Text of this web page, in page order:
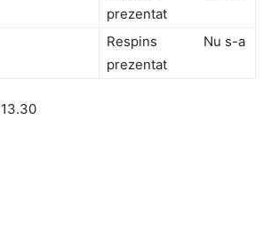
prezentat
Respins Nu s-a
prezentat